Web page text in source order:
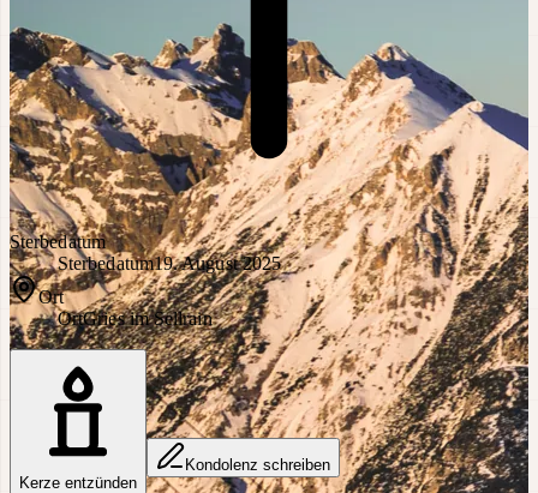
Sterbedatum
Sterbedatum19. August 2025
Ort
OrtGries im Sellrain
Kerze entzünden
Kondolenz schreiben